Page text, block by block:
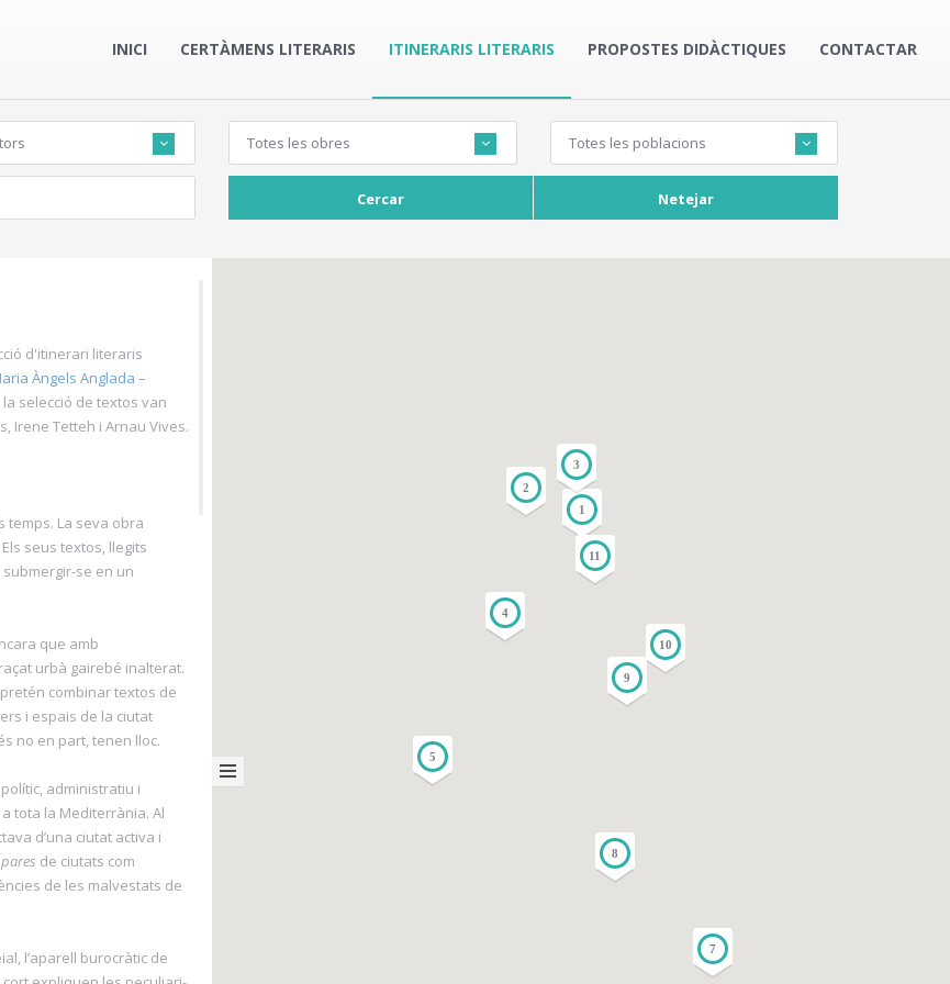
INICI CERTÀMENS LITERARIS ITINERARIS LITERARIS PROPOSTES DIDÀCTIQUES CONTACTAR
Totes les obres Totes les poblacions
Cercar Netejar
1
2
3
4
5
7
8
9
10
11
d'itinerari literaris
Àngels Anglada –
selecció de textos van
Irene Tetteh i Arnau Vives.
temps. La seva obra
seus textos, llegits
se en un
que amb
urbà gairebé inalterat.
pretén combinar textos de
i espais de la ciutat
no en part, tenen lloc.
administratiu i
tota la Mediterrània. Al
d’una ciutat activa i
de ciutats com
de les malvestats de
l’aparell burocràtic de